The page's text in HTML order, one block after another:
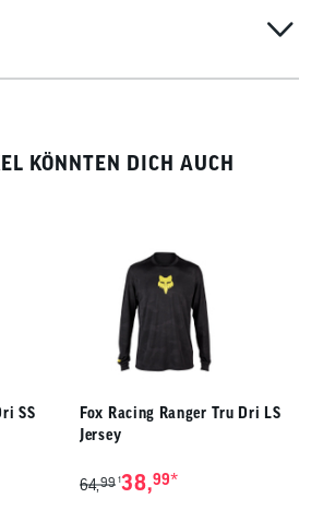
KÖNNTEN DICH AUCH
SS
Fox Racing Ranger Tru Dri LS
Jersey
64,99 138,99*